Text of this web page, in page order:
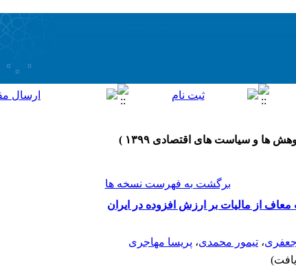
برگشت به فهرست نسخه ها
از مالیات بر ارزش افزوده در ایران
جعفری، تیمور محمدی، پریسا مهاجری